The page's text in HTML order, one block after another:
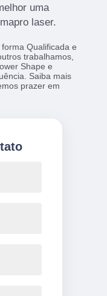
uma
laser.
Qualificada e
trabalhamos,
Shape e
Saiba mais
prazer em